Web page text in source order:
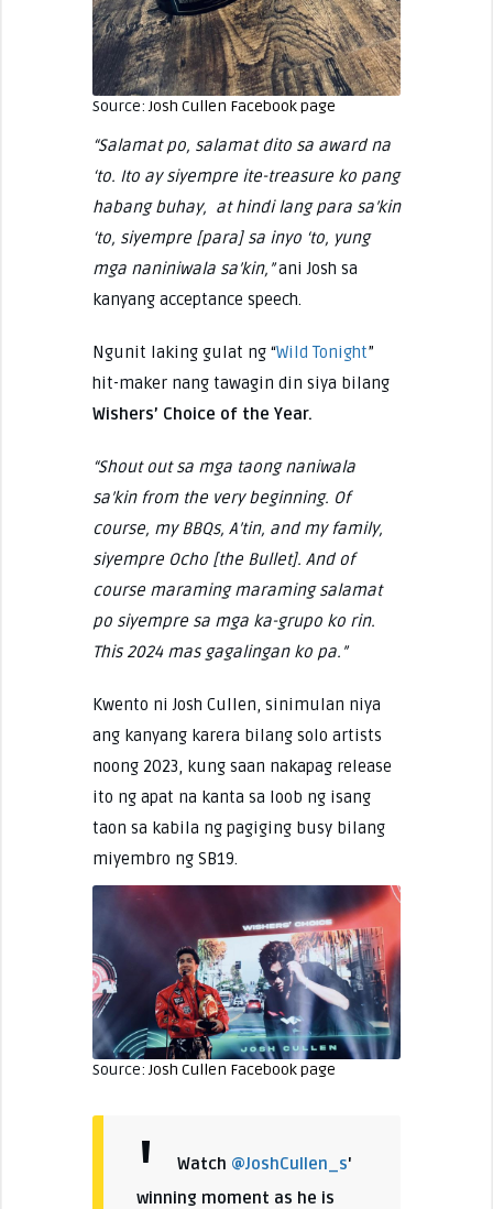
Source:Josh Cullen Facebook page
“Salamat po, salamat dito sa award na
‘to. Ito ay siyempre ite-treasure ko pang
habang buhay, at hindi lang para sa’kin
‘to, siyempre [para] sa inyo ‘to, yung
mga naniniwala sa’kin,”ani Josh sa
kanyang acceptance speech.
Ngunit laking gulat ng “Wild Tonight”
hit-maker nang tawagin din siya bilang
Wishers’ Choice of the Year.
“Shout out sa mga taong naniwala
sa’kin from the very beginning. Of
course, my BBQs, A’tin, and my family,
siyempre Ocho [the Bullet]. And of
course maraming maraming salamat
po siyempre sa mga ka-grupo ko rin.
This 2024 mas gagalingan ko pa.”
Kwento ni Josh Cullen, sinimulan niya
ang kanyang karera bilang solo artists
noong 2023, kung saan nakapag release
ito ng apat na kanta sa loob ng isang
taon sa kabila ng pagiging busy bilang
miyembro ng SB19.
Source:Josh Cullen Facebook page
Watch @JoshCullen_s'
winning moment as he is